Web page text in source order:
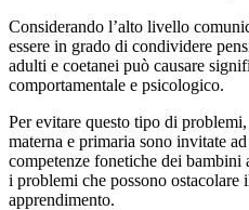
Considerando l’alto livello
essere in grado di condividere
adulti e coetanei può causare
comportamentale e psicologico.
Per evitare questo tipo di
materna e primaria sono invitate
competenze fonetiche dei
i problemi che possono ostacolare
apprendimento.